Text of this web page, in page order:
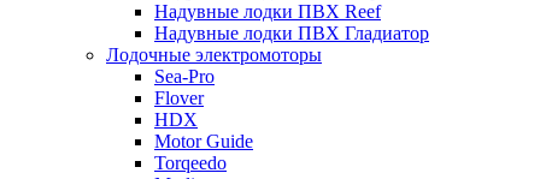
Надувные лодки ПВХ Reef
Надувные лодки ПВХ Гладиатор
Лодочные электромоторы
Sea-Pro
Flover
HDX
Motor Guide
Torqeedo